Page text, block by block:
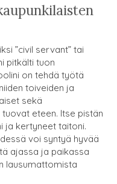
”civil servant” tai
pitkälti tuon
on tehdä työtä
toiveiden ja
sekä
eteen. Itse pistän
ja kertyneet taitoni.
voi syntyä hyvää
ajassa ja paikassa
lausumattomista